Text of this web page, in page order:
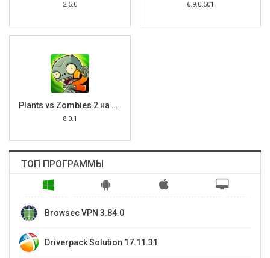
2.5.0 6.9.0.501
Plants vs Zombies 2 на Android
8.0.1
ТОП ПРОГРАММЫ
Browsec VPN 3.84.0
Driverpack Solution 17.11.31